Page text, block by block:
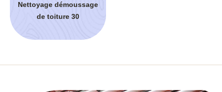
Nettoyage démoussage
de toiture 30